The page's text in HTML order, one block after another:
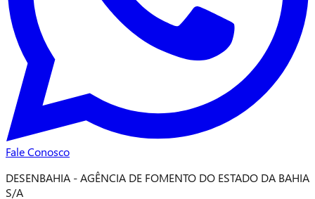
Fale Conosco
DESENBAHIA - AGÊNCIA DE FOMENTO DO ESTADO DA BAHIA
S/A